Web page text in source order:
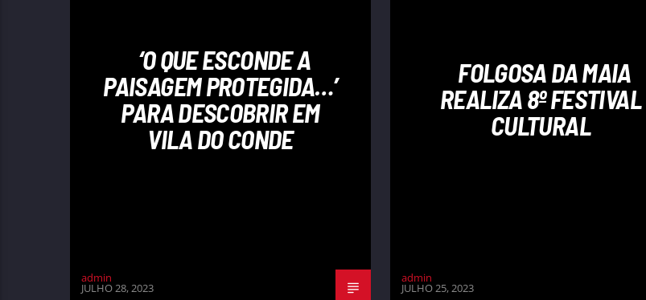
‘O QUE ESCONDE A
PAISAGEM PROTEGIDA…’
PARA DESCOBRIR EM
VILA DO CONDE
admin
JULHO 28, 2023
FOLGOSA DA MAIA
REALIZA 8º FESTIVAL
CULTURAL
admin
JULHO 25, 2023